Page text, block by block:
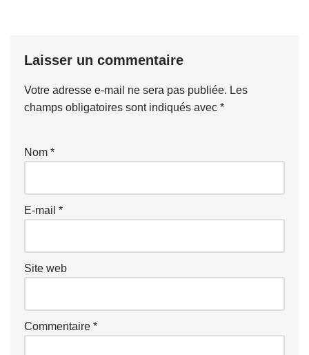
Laisser un commentaire
Votre adresse e-mail ne sera pas publiée. Les
champs obligatoires sont indiqués avec *
Nom *
E-mail *
Site web
Commentaire *